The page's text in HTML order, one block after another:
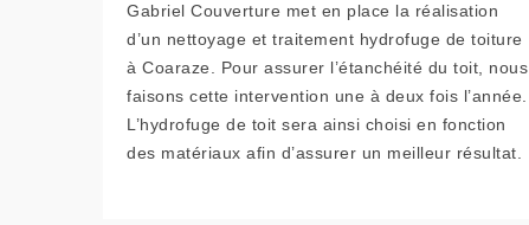
Gabriel Couverture met en place la réalisation
d’un nettoyage et traitement hydrofuge de toiture
à Coaraze. Pour assurer l’étanchéité du toit, nous
faisons cette intervention une à deux fois l’année.
L’hydrofuge de toit sera ainsi choisi en fonction
des matériaux afin d’assurer un meilleur résultat.